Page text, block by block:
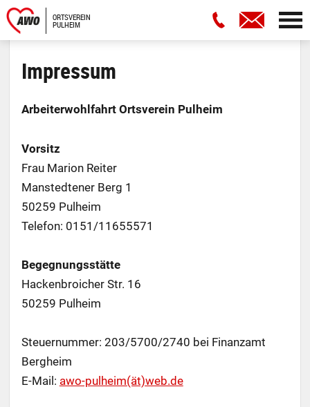
ORTSVEREIN
PULHEIM
Impressum
Arbeiterwohlfahrt Ortsverein Pulheim
Vorsitz
Frau Marion Reiter
Manstedtener Berg 1
50259 Pulheim
Telefon: 0151/11655571
Begegnungsstätte
Hackenbroicher Str. 16
50259 Pulheim
Steuernummer: 203/5700/2740 bei Finanzamt
Bergheim
E-Mail: awo-pulheim(ät)web.de